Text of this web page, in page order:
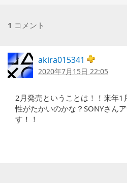
1 コメント
akira015341
2020年7月15日 22:05
2月発売ということは！！来年1
性がたかいのかな？SONYさん
す！！